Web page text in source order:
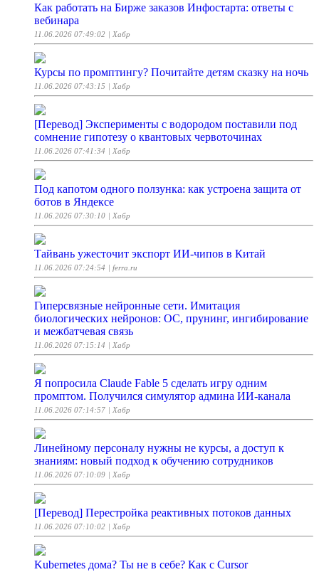
Как работать на Бирже заказов Инфостарта: ответы с
вебинара
11.06.2026 07:49:02 | Хабр
Курсы по промптингу? Почитайте детям сказку на ночь
11.06.2026 07:43:15 | Хабр
[Перевод] Эксперименты с водородом поставили под
сомнение гипотезу о квантовых червоточинах
11.06.2026 07:41:34 | Хабр
Под капотом одного ползунка: как устроена защита от
ботов в Яндексе
11.06.2026 07:30:10 | Хабр
Тайвань ужесточит экспорт ИИ-чипов в Китай
11.06.2026 07:24:54 | ferra.ru
Гиперсвязные нейронные сети. Имитация
биологических нейронов: ОС, прунинг, ингибирование
и межбатчевая связь
11.06.2026 07:15:14 | Хабр
Я попросила Claude Fable 5 сделать игру одним
промптом. Получился симулятор админа ИИ-канала
11.06.2026 07:14:57 | Хабр
Линейному персоналу нужны не курсы, а доступ к
знаниям: новый подход к обучению сотрудников
11.06.2026 07:10:09 | Хабр
[Перевод] Перестройка реактивных потоков данных
11.06.2026 07:10:02 | Хабр
Kubernetes дома? Ты не в себе? Как с Cursor